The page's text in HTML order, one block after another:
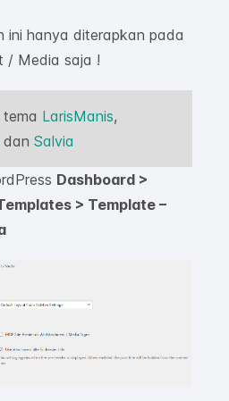
ini hanya diterapkan pada
/ Media saja !
LarisManis,
dan Salvia
Dashboard >
> Template –